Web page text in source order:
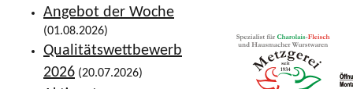
Angebot der Woche
(01.08.2026)
Qualitätswettbewerb
2026 (20.07.2026)